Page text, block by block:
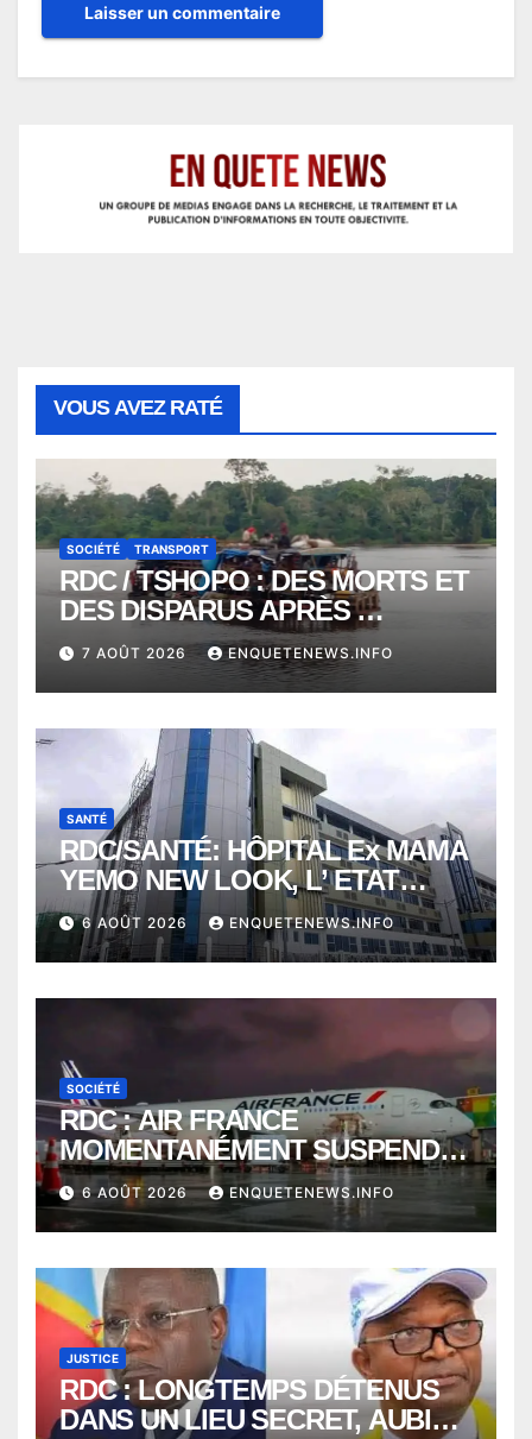
VOUS AVEZ RATÉ
SOCIÉTÉ TRANSPORT
RDC / TSHOPO : DES MORTS ET
DES DISPARUS APRÈS
NAUFRAGE D’UNE BALEINIERE
À QUELQUES KILOMÈTRES DE
KISANGANI
7 AOÛT 2026 ENQUETENEWS.INFO
SANTÉ
RDC/SANTÉ: HÔPITAL Ex MAMA
YEMO NEW LOOK, L’ ETAT
PERD LE CONTROLE
6 AOÛT 2026 ENQUETENEWS.INFO
SOCIÉTÉ
RDC : AIR FRANCE
MOMENTANÉMENT SUSPENDU
ENTRE KINSHASA ET PARIS ?
6 AOÛT 2026 ENQUETENEWS.INFO
JUSTICE
RDC : LONGTEMPS DÉTENUS
DANS UN LIEU SECRET, AUBIN